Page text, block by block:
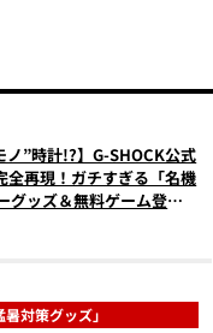
ノ”時計!?】G-SHOCK公式
全再現！ガチすぎる「名機
グッズ＆無料ゲーム登場
対策グッズ」